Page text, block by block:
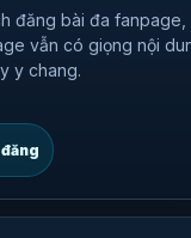
đăng bài đa fanpage,
vẫn có giọng nội
y chang.